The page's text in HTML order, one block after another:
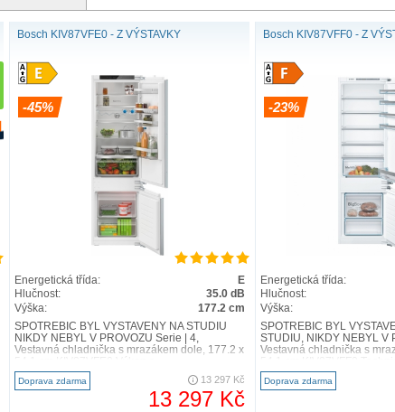
Bosch KIV87VFE0 - Z VÝSTAVKY
-45%
Energetická třída:
E
Hlučnost:
35.0 dB
Výška:
177.2 cm
SPOTŘEBIČ BYL VYSTAVENÝ NA STUDIU
NIKDY NEBYL V PROVOZU Serie | 4,
Vestavná chladnička s mrazákem dole, 177.2 x
Doprava zdarma 13 297 Kč
13 297 Kč
Bosch KIV87VFF0 - Z
-23%
Energetická třída:
Hlučnost:
Výška:
SPOTŘEBIČ BYL
STUDIU, NIKDY NEBYL V
Vestavná chladnička s
Doprava zdarma